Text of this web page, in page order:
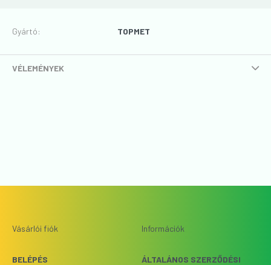
Gyártó: TOPMET
VÉLEMÉNYEK
Vásárlói fiók
BELÉPÉS
Információk
ÁLTALÁNOS SZERZŐDÉSI